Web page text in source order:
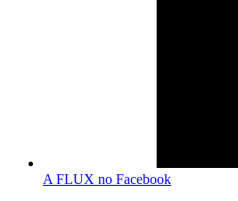
A FLUX no Facebook